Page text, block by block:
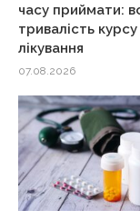
часу приймати:
тривалість курсу
лікування
07.08.2026